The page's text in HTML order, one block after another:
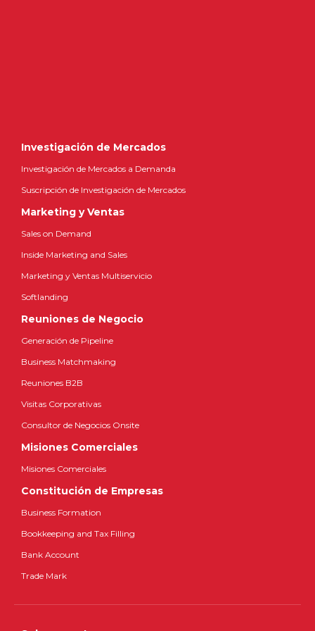
Investigación de Mercados
Investigación de Mercados a Demanda
Suscripción de Investigación de Mercados
Marketing y Ventas
Sales on Demand
Inside Marketing and Sales
Marketing y Ventas Multiservicio
Softlanding
Reuniones de Negocio
Generación de Pipeline
Business Matchmaking
Reuniones B2B
Visitas Corporativas
Consultor de Negocios Onsite
Misiones Comerciales
Misiones Comerciales
Constitución de Empresas
Business Formation
Bookkeeping and Tax Filling
Bank Account
Trade Mark